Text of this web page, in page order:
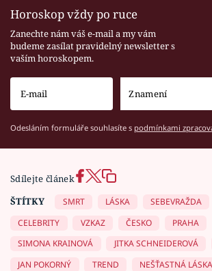
Horoskop vždy po ruce
Zanechte nám váš e-mail a my vám
budeme zasílat pravidelný newsletter s
vaším horoskopem.
Odesláním formuláře souhlasíte s podmínkami
Sdílejte článek
ŠTÍTKY
SMRT LÁSKA SEBEVRAŽDA
CELEBRITY
VZKAZ ČESKO
PRAHA
SIMONA KRAINOVÁ
JITKA SCHNEIDEROVÁ
JAN POKORNÝ
TREND
NEŠŤASTNÁ LÁSKA